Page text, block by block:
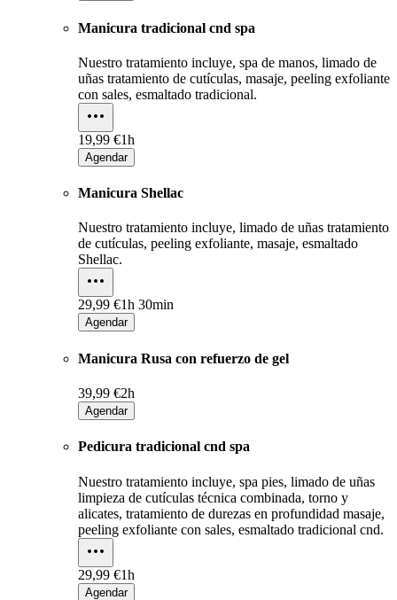
Manicura tradicional cnd spa
Nuestro tratamiento incluye, spa de manos, limado de
uñas tratamiento de cutículas, masaje, peeling exfoliante
con sales, esmaltado tradicional.
19,99 €1h
Agendar
Manicura Shellac
Nuestro tratamiento incluye, limado de uñas tratamiento
de cutículas, peeling exfoliante, masaje, esmaltado
Shellac.
29,99 €1h 30min
Agendar
Manicura Rusa con refuerzo de gel
39,99 €2h
Agendar
Pedicura tradicional cnd spa
Nuestro tratamiento incluye, spa pies, limado de uñas
limpieza de cutículas técnica combinada, torno y
alicates, tratamiento de durezas en profundidad masaje,
peeling exfoliante con sales, esmaltado tradicional cnd.
29,99 €1h
Agendar